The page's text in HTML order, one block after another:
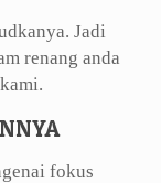
Jadi
renang anda
fokus